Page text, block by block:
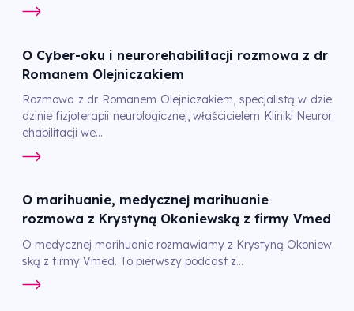
O Cyber-oku i neurorehabilitacji rozmowa z dr
Romanem Olejniczakiem
Rozmowa z dr Romanem Olejniczakiem, specjalistą w dzie
dzinie fizjoterapii neurologicznej, właścicielem Kliniki Neuror
ehabilitacji we...
O marihuanie, medycznej marihuanie
rozmowa z Krystyną Okoniewską z firmy Vmed
O medycznej marihuanie rozmawiamy z Krystyną Okoniew
ską z firmy Vmed. To pierwszy podcast z...